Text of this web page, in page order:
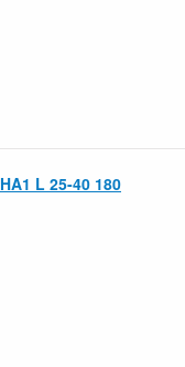
L 25-40 180